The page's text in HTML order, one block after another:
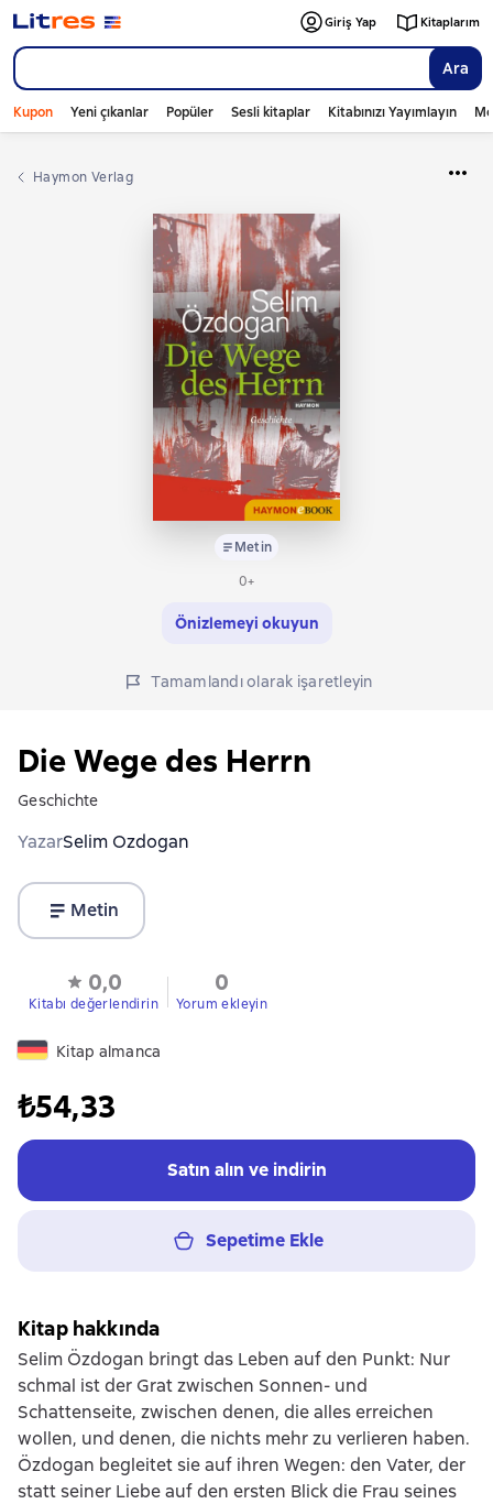
Ara
Giriş Yap Kitaplarım
Kupon Yeni çıkanlar Popüler Sesli kitaplar Kitabınızı Yayımlayın
Haymon Verlag
Metin
0+
Önizlemeyi okuyun
Tamamlandı olarak işaretleyin
Die Wege des Herrn
Geschichte
YazarSelim Ozdogan
Metin
0,0
Kitabı değerlendirin
0
Yorum ekleyin
Kitap almanca
₺54,33
Satın alın ve indirin
Sepetime Ekle
Kitap hakkında
Selim Özdogan bringt das Leben auf den Punkt: Nur
schmal ist der Grat zwischen Sonnen- und
Schattenseite, zwischen denen, die alles erreichen
wollen, und denen, die nichts mehr zu verlieren haben.
Özdogan begleitet sie auf ihren Wegen: den Vater, der
statt seiner Liebe auf den ersten Blick die Frau seines